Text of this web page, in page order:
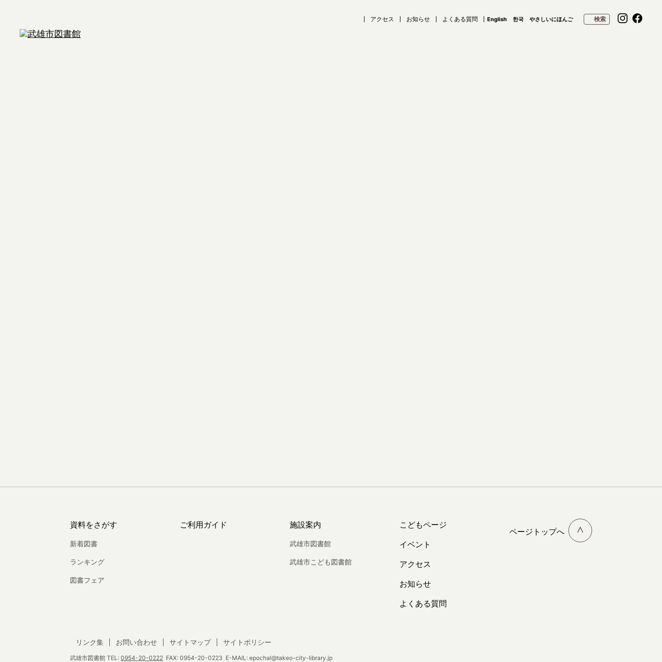
アクセス お知らせ よくある質問 English 한국 やさしいにほんご 検索
資料をさがす
新着図書
ランキング
図書フェア
ご利用ガイド 施設案内
武雄市図書館
武雄市こども図書館
こどもページ
イベント
アクセス
お知らせ
よくある質問
ページトップへ
武雄市図書館 TEL: 0954-20-0222 FAX: 0954-20-0223 E-MAIL: epochal@takeo-city-library.jp
リンク集 お問い合わせ サイトマップ サイトポリシー